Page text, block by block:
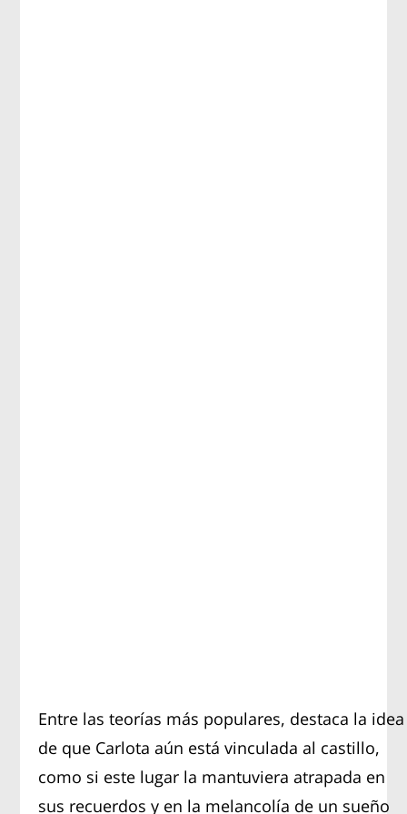
Entre las teorías más populares, destaca la idea
de que Carlota aún está vinculada al castillo,
como si este lugar la mantuviera atrapada en
sus recuerdos y en la melancolía de un sueño